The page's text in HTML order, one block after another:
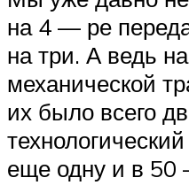
на 4 — ре
на три. А ведь
механической
их было всего
еще одну и в 50